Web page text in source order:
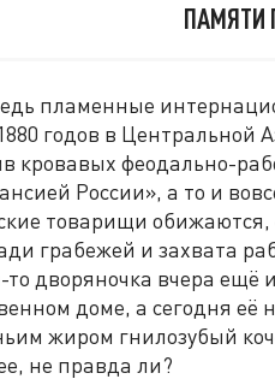
ПАМЯТИ
пламенные
годов в Центральной
кровавых феодально-
России», а то и
товарищи
грабежей и захвата
то дворяночка вчера ещё
доме, а сегодня
жиром гнилозубый
не правда ли?